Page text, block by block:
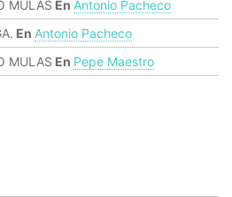
MULAS En Antonio Pacheco
En Antonio Pacheco
MULAS En Pepe Maestro